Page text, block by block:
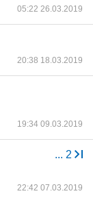
05:22 26.03.2019
20:38 18.03.2019
19:34 09.03.2019
... 2
22:42 07.03.2019